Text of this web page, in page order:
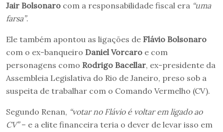
Jair Bolsonaro com a responsabilidade fiscal era “uma
farsa”.
Ele também apontou as ligações de Flávio Bolsonaro
com o ex-banqueiro Daniel Vorcaro e com
personagens como Rodrigo Bacellar, ex-presidente da
Assembleia Legislativa do Rio de Janeiro, preso sob a
suspeita de trabalhar com o Comando Vermelho (CV).
Segundo Renan, “votar no Flávio é voltar em ligado ao
CV”– e a elite financeira teria o dever de levar isso em